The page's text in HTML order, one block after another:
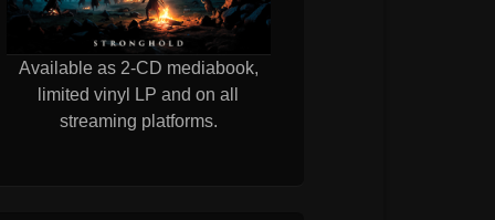
Available as 2-CD mediabook,
limited vinyl LP and on all
streaming platforms.